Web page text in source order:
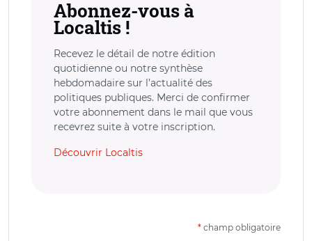
Abonnez-vous à
Localtis !
Recevez le détail de notre édition
quotidienne ou notre synthèse
hebdomadaire sur l’actualité des
politiques publiques. Merci de confirmer
votre abonnement dans le mail que vous
recevrez suite à votre inscription.
Découvrir Localtis
* champ obligatoire